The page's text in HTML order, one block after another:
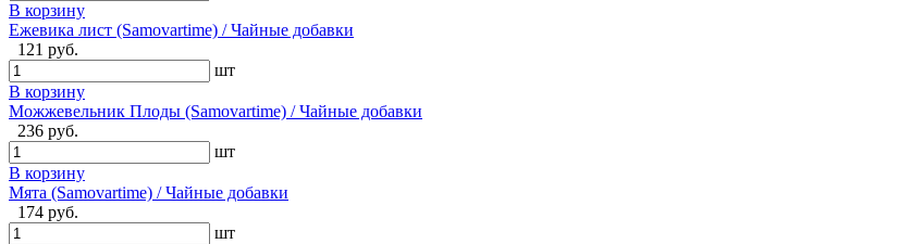
В корзину
Ежевика лист (Samovartime) / Чайные добавки
121 руб.
шт
В корзину
Можжевельник Плоды (Samovartime) / Чайные добавки
236 руб.
шт
В корзину
Мята (Samovartime) / Чайные добавки
174 руб.
шт